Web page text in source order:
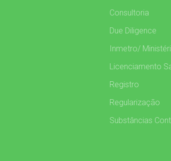
Consultoria
Due Diligence
Inmetro/
Licenciamento
Registro
Regularização
Substâncias